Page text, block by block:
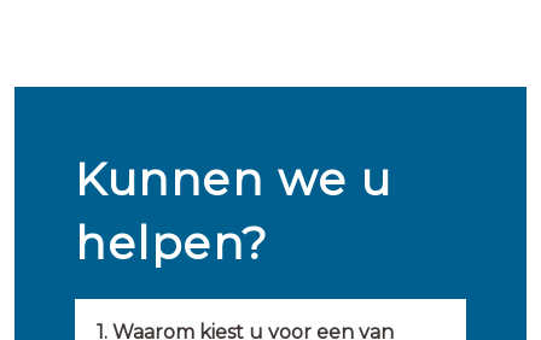
Kunnen we u
helpen?
1. Waarom kiest u voor een van